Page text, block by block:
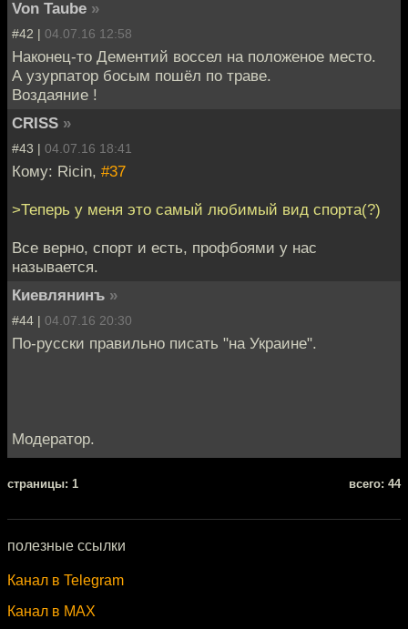
Von Taube »
#42 | 04.07.16 12:58
Наконец-то Дементий воссел на положеное место.
А узурпатор босым пошёл по траве.
Воздаяние !
CRISS »
#43 | 04.07.16 18:41
Кому: Ricin, #37
>Теперь у меня это самый любимый вид спорта(?)
Все верно, спорт и есть, профбоями у нас
называется.
Киевлянинъ »
#44 | 04.07.16 20:30
По-русски правильно писать "на Украине".
Модератор.
cтраницы: 1 всего: 44
полезные ссылки
Канал в Telegram
Канал в MAX